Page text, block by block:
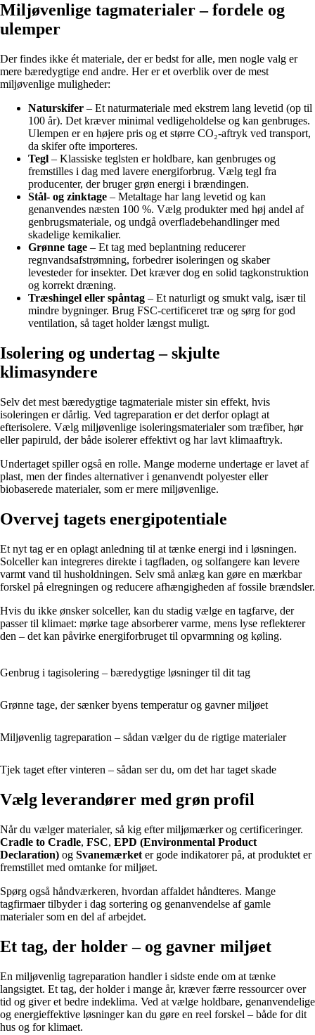
Miljøvenlige tagmaterialer – fordele og
ulemper
Der findes ikke ét materiale, der er bedst for alle, men nogle valg er
mere bæredygtige end andre. Her er et overblik over de mest
miljøvenlige muligheder:
Naturskifer – Et naturmateriale med ekstrem lang levetid (op til
100 år). Det kræver minimal vedligeholdelse og kan genbruges.
Ulempen er en højere pris og et større CO₂-aftryk ved transport,
da skifer ofte importeres.
Tegl – Klassiske teglsten er holdbare, kan genbruges og
fremstilles i dag med lavere energiforbrug. Vælg tegl fra
producenter, der bruger grøn energi i brændingen.
Stål- og zinktage – Metaltage har lang levetid og kan
genanvendes næsten 100 %. Vælg produkter med høj andel af
genbrugsmateriale, og undgå overfladebehandlinger med
skadelige kemikalier.
Grønne tage – Et tag med beplantning reducerer
regnvandsafstrømning, forbedrer isoleringen og skaber
levesteder for insekter. Det kræver dog en solid tagkonstruktion
og korrekt dræning.
Træshingel eller spåntag – Et naturligt og smukt valg, især til
mindre bygninger. Brug FSC-certificeret træ og sørg for god
ventilation, så taget holder længst muligt.
Isolering og undertag – skjulte
klimasyndere
Selv det mest bæredygtige tagmateriale mister sin effekt, hvis
isoleringen er dårlig. Ved tagreparation er det derfor oplagt at
efterisolere. Vælg miljøvenlige isoleringsmaterialer som træfiber, hør
eller papiruld, der både isolerer effektivt og har lavt klimaaftryk.
Undertaget spiller også en rolle. Mange moderne undertage er lavet af
plast, men der findes alternativer i genanvendt polyester eller
biobaserede materialer, som er mere miljøvenlige.
Overvej tagets energipotentiale
Et nyt tag er en oplagt anledning til at tænke energi ind i løsningen.
Solceller kan integreres direkte i tagfladen, og solfangere kan levere
varmt vand til husholdningen. Selv små anlæg kan gøre en mærkbar
forskel på elregningen og reducere afhængigheden af fossile brændsler.
Hvis du ikke ønsker solceller, kan du stadig vælge en tagfarve, der
passer til klimaet: mørke tage absorberer varme, mens lyse reflekterer
den – det kan påvirke energiforbruget til opvarmning og køling.
Genbrug i tagisolering – bæredygtige løsninger til dit tag
Grønne tage, der sænker byens temperatur og gavner miljøet
Miljøvenlig tagreparation – sådan vælger du de rigtige materialer
Tjek taget efter vinteren – sådan ser du, om det har taget skade
Vælg leverandører med grøn profil
Når du vælger materialer, så kig efter miljømærker og certificeringer.
Cradle to Cradle, FSC, EPD (Environmental Product
Declaration) og Svanemærket er gode indikatorer på, at produktet er
fremstillet med omtanke for miljøet.
Spørg også håndværkeren, hvordan affaldet håndteres. Mange
tagfirmaer tilbyder i dag sortering og genanvendelse af gamle
materialer som en del af arbejdet.
Et tag, der holder – og gavner miljøet
En miljøvenlig tagreparation handler i sidste ende om at tænke
langsigtet. Et tag, der holder i mange år, kræver færre ressourcer over
tid og giver et bedre indeklima. Ved at vælge holdbare, genanvendelige
og energieffektive løsninger kan du gøre en reel forskel – både for dit
hus og for klimaet.